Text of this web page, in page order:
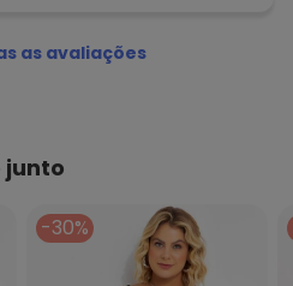
as avaliações
junto
-30%